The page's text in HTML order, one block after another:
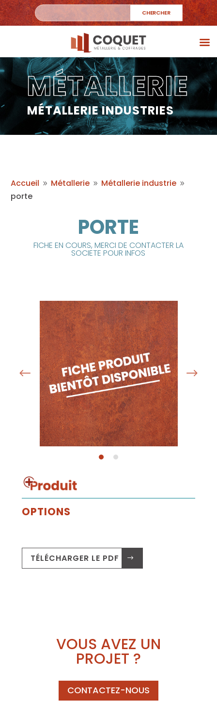
MÉTALLERIE INDUSTRIES
Accueil 9 Métallerie 9 Métallerie industrie 9
porte
PORTE
FICHE EN COURS, MERCI DE CONTACTER LA
SOCIETE POUR INFOS
OPTIONS
TÉLÉCHARGER LE PDF .
VOUS AVEZ UN
PROJET ?
CONTACTEZ-NOUS